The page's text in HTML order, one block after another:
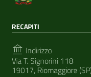
RECAPITI
Indirizzo
Via T. Signorini 118
19017, Riomaggiore